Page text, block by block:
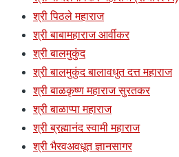
श्री पिठले महाराज
श्री बाबामहाराज आर्वीकर
श्री बालमुकुंद
श्री बालमुकुंद बालावधुत दत्त महाराज
श्री बाळकृष्ण महाराज सुरतकर
श्री बाळाप्पा महाराज
श्री ब्रह्मानंद स्वामी महाराज
श्री भैरवअवधूत ज्ञानसागर